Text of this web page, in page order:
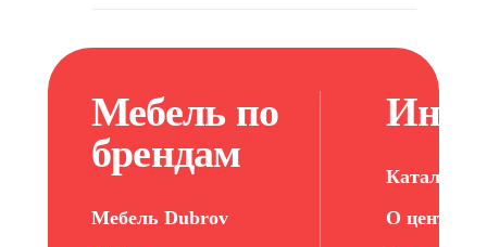
Мебель по
брендам
Мебель Dubrov
Каталог
О центре